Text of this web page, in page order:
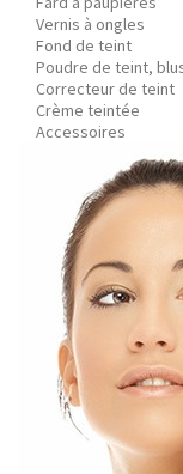
Vernis à ongles
Fond de teint
Poudre de teint,
Correcteur de teint
Crème teintée
Accessoires